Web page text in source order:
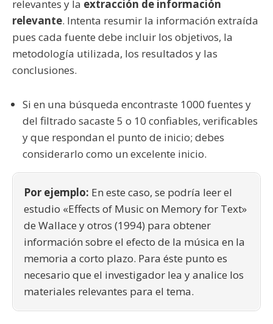
relevantes y la extracción de información
relevante. Intenta resumir la información extraída
pues cada fuente debe incluir los objetivos, la
metodología utilizada, los resultados y las
conclusiones.
Si en una búsqueda encontraste 1000 fuentes y
del filtrado sacaste 5 o 10 confiables, verificables
y que respondan el punto de inicio; debes
considerarlo como un excelente inicio.
Por ejemplo: En este caso, se podría leer el
estudio «Effects of Music on Memory for Text»
de Wallace y otros (1994) para obtener
información sobre el efecto de la música en la
memoria a corto plazo. Para éste punto es
necesario que el investigador lea y analice los
materiales relevantes para el tema.